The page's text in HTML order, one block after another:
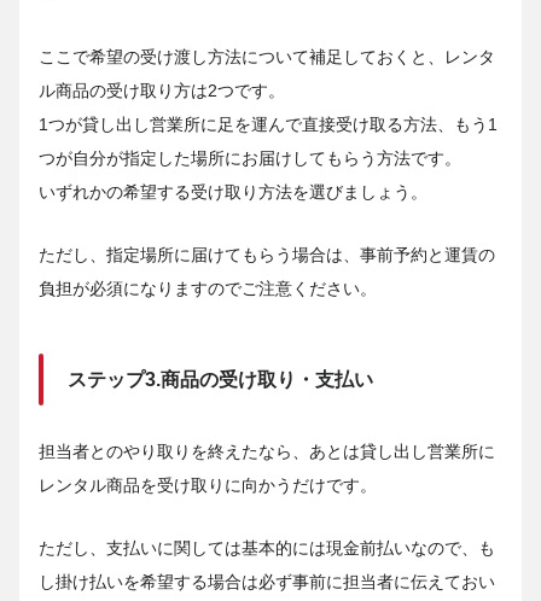
ここで希望の受け渡し方法について補足しておくと、レンタ
ル商品の受け取り方は2つです。
1つが貸し出し営業所に足を運んで直接受け取る方法、もう1
つが自分が指定した場所にお届けしてもらう方法です。
いずれかの希望する受け取り方法を選びましょう。
ただし、指定場所に届けてもらう場合は、事前予約と運賃の
負担が必須になりますのでご注意ください。
ステップ3.商品の受け取り・支払い
担当者とのやり取りを終えたなら、あとは貸し出し営業所に
レンタル商品を受け取りに向かうだけです。
ただし、支払いに関しては基本的には現金前払いなので、も
し掛け払いを希望する場合は必ず事前に担当者に伝えておい